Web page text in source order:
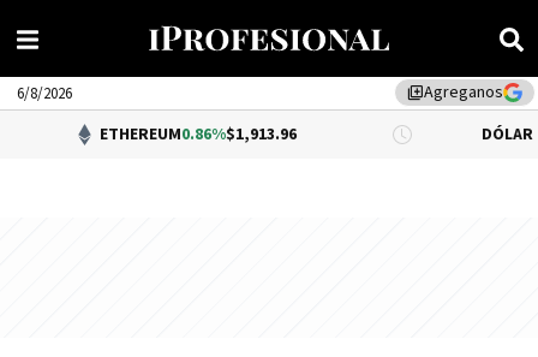
library_addAgreganos
6/8/2026
0.86%$1,913.96 DÓLAR BNA 0.34%